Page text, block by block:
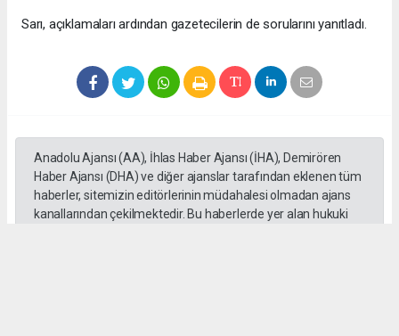
Sarı, açıklamaları ardından gazetecilerin de sorularını yanıtladı.
Anadolu Ajansı (AA), İhlas Haber Ajansı (İHA), Demirören
Haber Ajansı (DHA) ve diğer ajanslar tarafından eklenen tüm
haberler, sitemizin editörlerinin müdahalesi olmadan ajans
kanallarından çekilmektedir. Bu haberlerde yer alan hukuki